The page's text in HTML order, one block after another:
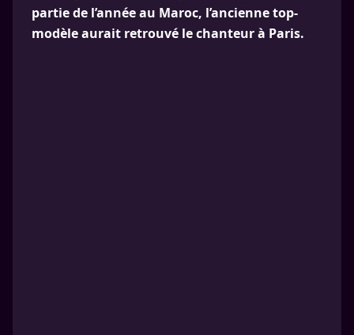
partie de l’année au Maroc, l’ancienne top-
modèle aurait retrouvé le chanteur à Paris.